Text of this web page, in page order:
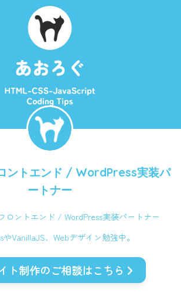
ントエンド / WordPress実装パ
ートナー
ロントエンド / WordPress実装パートナー
やVanillaJS、Webデザイン勉強中。
ト制作のご相談はこちら